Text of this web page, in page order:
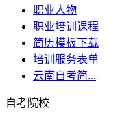
职业人物
职业培训课程
简历模板下载
培训服务表单
云南自考简...
自考院校